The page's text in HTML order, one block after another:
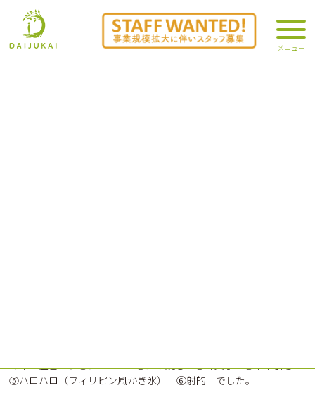
今年の屋台は、①ジュース ②たこ焼き ③綿菓子 ④千本引き
⑤ハロハロ（フィリピン風かき氷） ⑥射的 でした。